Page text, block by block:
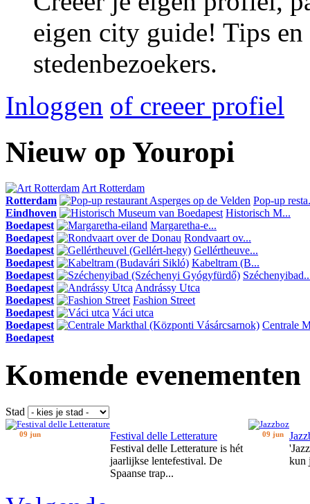
eigen city guide! Tips
stedenbezoekers.
Inloggen of creeer profiel
Nieuw op Youropi
Art Rotterdam
Rotterdam
Pop-up
Eindhoven
Historisch M...
Boedapest
Margaretha-e...
Boedapest
Rondvaart ov...
Boedapest
Gellértheuve...
Boedapest
Kabeltram (B...
Boedapest
Boedapest
Andrássy Utca
Boedapest
Fashion Street
Boedapest
Váci utca
Boedapest
Centrale
Boedapest
Komende evenementen
Stad
09 jun
Festival delle Letterature
Festival delle Letterature is hét
jaarlijkse lentefestival. De
Spaanse trap...
09 jun
kun